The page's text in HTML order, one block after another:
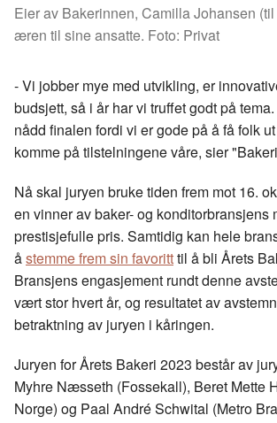
Eier av Bakerinnen, Camilla Johansen
æren til sine ansatte. Foto: Privat
- Vi jobber mye med utvikling, er
budsjett, så i år har vi truffet godt på
nådd finalen fordi vi er gode på å få folk
komme på tilstelningene våre, sier
Nå skal juryen bruke tiden frem mot 16.
en vinner av baker- og konditorbransjens
prestisjefulle pris. Samtidig kan hele
åstemme frem sin favoritttil å bli Årets
Bransjens engasjement rundt denne
vært stor hvert år, og resultatet av
betraktning av juryen i kåringen.
Juryen for Årets Bakeri 2023 består av
Myhre Næsseth (Fossekall), Beret Mette
Norge) og Paal André Schwital (Metro